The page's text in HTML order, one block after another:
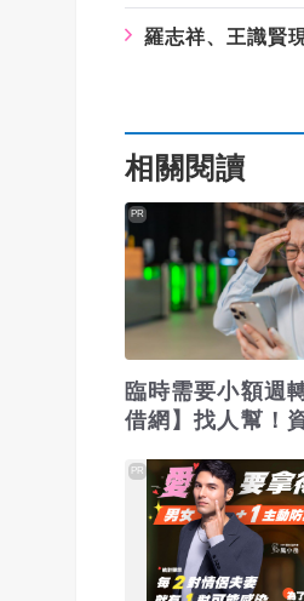
羅志祥、王識賢
相關閱讀
臨時需要小額週
借網】找人幫！
PR
PR